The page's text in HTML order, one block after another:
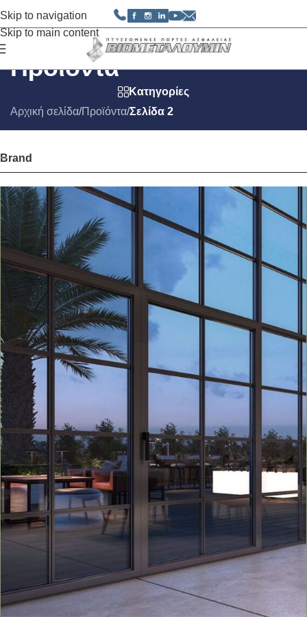
Skip to navigation
Skip to main content
Προϊόντα
Κατηγορίες
Αρχική σελίδα/Προϊόντα/Σελίδα 2
Brand